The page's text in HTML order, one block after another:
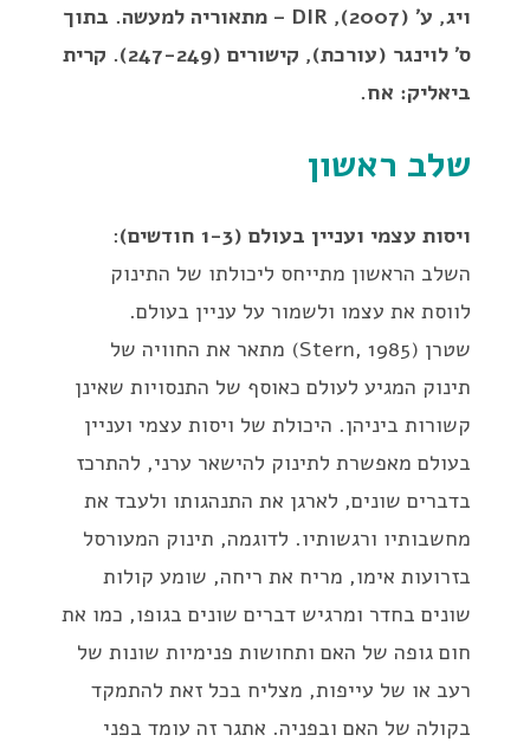
ויג, ע׳ (2007), DIR – מתאוריה למעשה. בתוך
ס׳ לוינגר (עורכת), קישורים (247-249). קרית
ביאליק: אח.
שלב ראשון
ויסות עצמי ועניין בעולם (1-3 חודשים)
:
השלב הראשון מתייחס ליכולתו של התינוק
לווסת את עצמו ולשמור על עניין בעולם.
שטרן (Stern, 1985) מתאר את החוויה של
תינוק המגיע לעולם כאוסף של התנסויות שאינן
קשורות ביניהן. היכולת של ויסות עצמי ועניין
בעולם מאפשרת לתינוק להישאר ערני, להתרכז
בדברים שונים, לארגן את התנהגותו ולעבד את
מחשבותיו ורגשותיו. לדוגמה, תינוק המעורסל
בזרועות אימו, מריח את ריחה, שומע קולות
שונים בחדר ומרגיש דברים שונים בגופו, כמו את
חום גופה של האם ותחושות פנימיות שונות של
רעב או של עייפות, מצליח בכל זאת להתמקד
בקולה של האם ובפניה. אתגר זה עומד בפני